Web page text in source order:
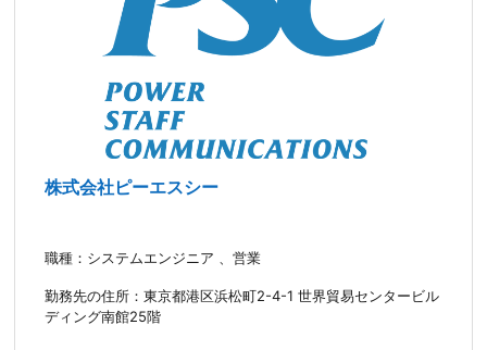
株式会社ピーエスシー
職種：システムエンジニア 、営業
勤務先の住所：東京都港区浜松町2-4-1 世界貿易センタービル
ディング南館25階